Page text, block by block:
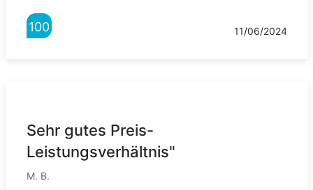
100 11/06/2024
Sehr gutes Preis-
Leistungsverhältnis"
M. B.